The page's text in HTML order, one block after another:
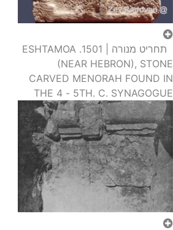
תחריט מנורה | 1501. ESHTAMOA
(NEAR HEBRON), STONE
CARVED MENORAH FOUND IN
THE 4 - 5TH. C. SYNAGOGUE